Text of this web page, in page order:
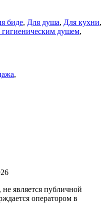
биде, Для душа, Для кухни,
гигиеническим душем,
,
является публичной
оператором в